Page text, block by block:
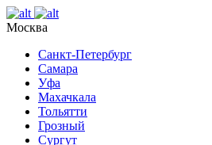
Москва
Санкт-Петербург
Самара
Уфа
Махачкала
Тольятти
Грозный
Сургут